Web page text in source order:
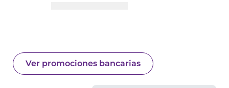
Ver promociones bancarias